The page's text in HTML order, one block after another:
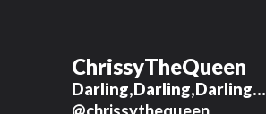
ChrissyTheQueen
Darling,Darling,Darling…